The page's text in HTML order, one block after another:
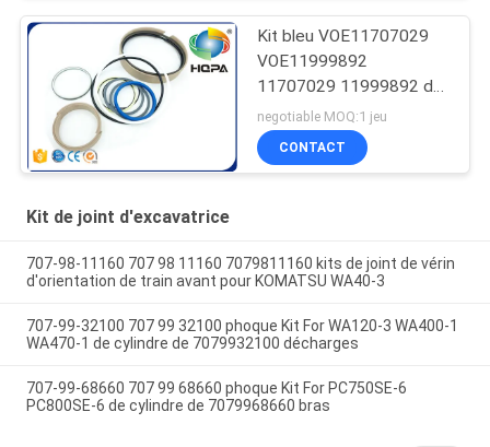
Kit bleu VOE11707029
VOE11999892
11707029 11999892 de
joint de cylindre
d'inclinaison de kit de
joint d'excavatrice/seau
negotiable MOQ:1 jeu
CONTACT
Kit de joint d'excavatrice
707-98-11160 707 98 11160 7079811160 kits de joint de vérin
d'orientation de train avant pour KOMATSU WA40-3
707-99-32100 707 99 32100 phoque Kit For WA120-3 WA400-1
WA470-1 de cylindre de 7079932100 décharges
707-99-68660 707 99 68660 phoque Kit For PC750SE-6
PC800SE-6 de cylindre de 7079968660 bras